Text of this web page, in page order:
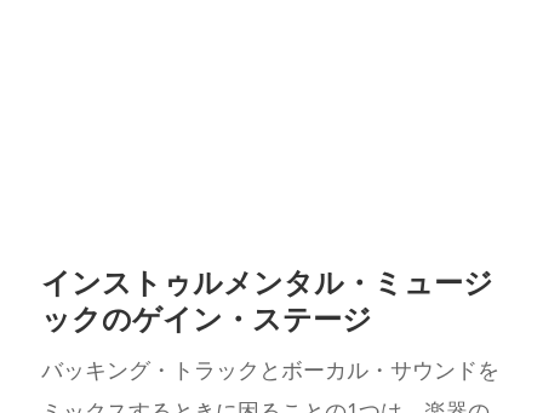
インストゥルメンタル・ミュージ
ックのゲイン・ステージ
バッキング・トラックとボーカル・サウンドを